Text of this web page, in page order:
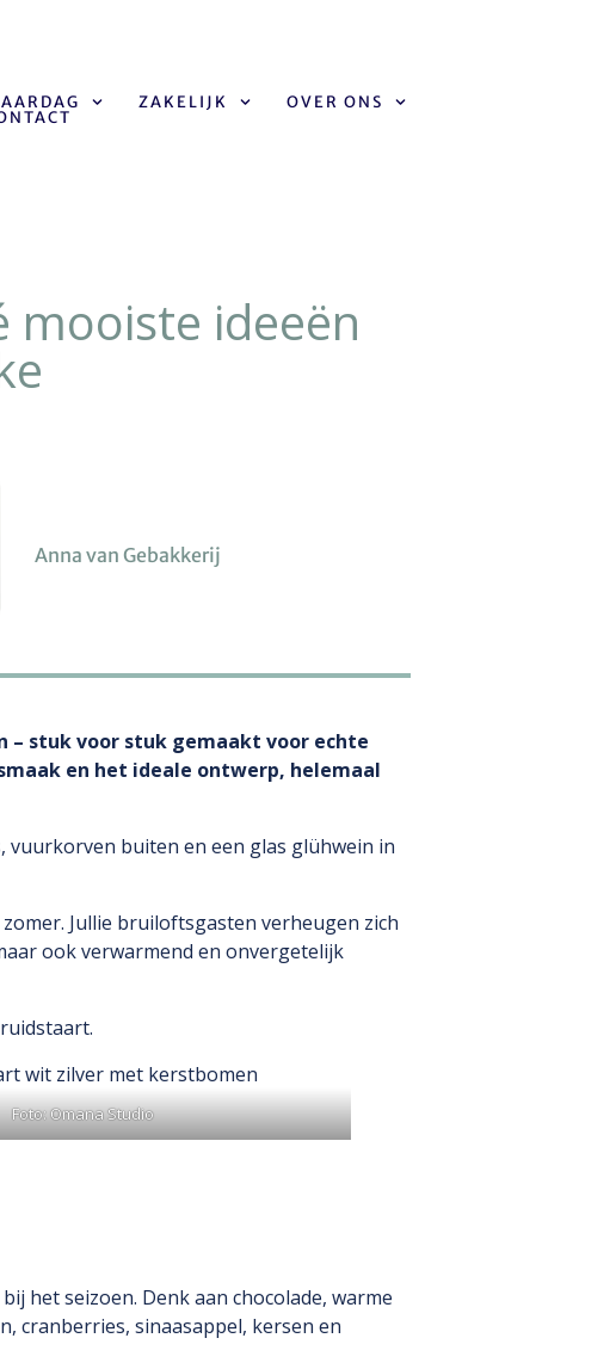
ZAKELIJK OVER ONS
ideeën
Anna van Gebakkerij
– stuk voor stuk gemaakt voor echte
en het ideale ontwerp, helemaal
vuurkorven buiten en een glas glühwein in
Jullie bruiloftsgasten verheugen zich
ook verwarmend en onvergetelijk
Foto: Omana Studio
het seizoen. Denk aan chocolade, warme
cranberries, sinaasappel, kersen en